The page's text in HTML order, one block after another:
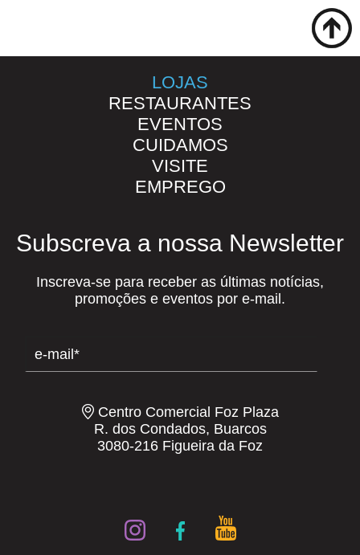
LOJAS
RESTAURANTES
EVENTOS
CUIDAMOS
VISITE
EMPREGO
Subscreva a nossa Newsletter
Inscreva-se para receber as últimas notícias,
promoções e eventos por e-mail.
Centro Comercial Foz Plaza
R. dos Condados, Buarcos
3080-216 Figueira da Foz